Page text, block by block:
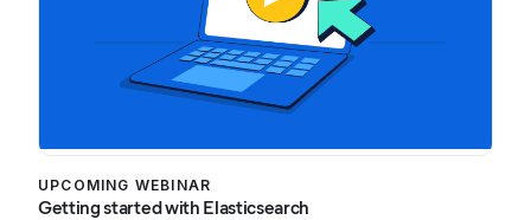
UPCOMING WEBINAR
Getting started with Elasticsearch